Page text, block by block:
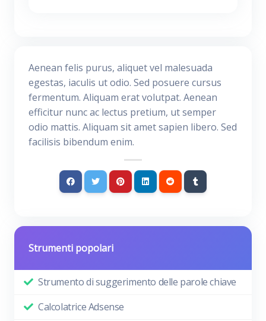
Aenean felis purus, aliquet vel malesuada
egestas, iaculis ut odio. Sed posuere cursus
fermentum. Aliquam erat volutpat. Aenean
efficitur nunc ac lectus pretium, ut semper
odio mattis. Aliquam sit amet sapien libero. Sed
facilisis bibendum enim.
Strumenti popolari
Strumento di suggerimento delle parole chiave
Calcolatrice Adsense